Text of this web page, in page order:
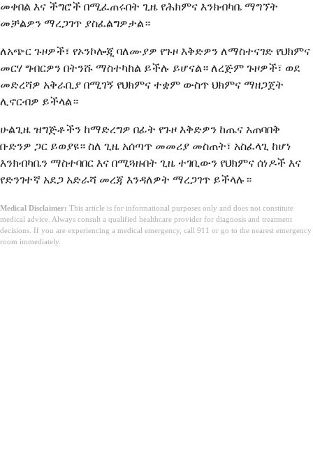
መቀበል እና ችግሮች በሚፈጠሩበት ጊዜ የሕክምና እንክብካቤ ማግኘት
መቻልዎን ማረጋገጥ ያስፈልግዎታል።
ለአጭር ጉዞዎች፣ የኦንኮሎጂ ባለሙያዎ የጉዞ እቅድዎን ለማስተናገድ የህክምና
መርሃ ግብርዎን በትንሹ ማስተካከል ይችሉ ይሆናል። ለረጅም ጉዞዎች፣ ወደ
መድረሻዎ አቅራቢያ በሚገኝ የህክምና ተቋም ውስጥ ህክምና ማዘጋጀት
ሊኖርብዎ ይችላል።
ሁልጊዜ ዝግጅቶችን ከማድረግዎ በፊት የጉዞ እቅድዎን ከጤና አጠባበቅ
ቡድንዎ ጋር ይወያዩ። ስለ ጊዜ አሰጣጥ መመሪያ መስጠት፣ አስፈላጊ ከሆነ
እንክብካቤን ማስተባበር እና በሚጓዙበት ጊዜ ተገቢውን የህክምና ሰነዶች እና
የድንገተኛ አደጋ አድራሻ መረጃ እንዳለዎት ማረጋገጥ ይችላሉ።
Medical Disclaimer: This article is for informational purposes only and does not constitute
medical advice. Always consult a qualified healthcare provider for diagnosis and treatment
decisions. If you are experiencing a medical emergency, call 911 or go to the nearest emergency
room immediately.